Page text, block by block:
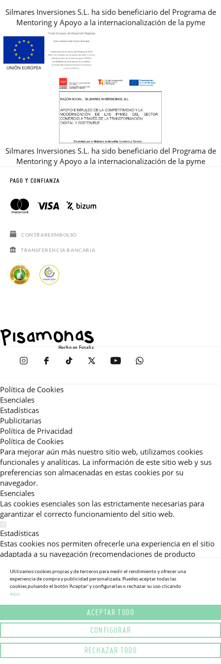
Silmares Inversiones S.L. ha sido beneficiario del Programa de
Mentoring y Apoyo a la internacionalización de la pyme
Silmares Inversiones S.L. ha sido beneficiario del Programa de
Mentoring y Apoyo a la internacionalización de la pyme
PAGO Y CONFIANZA
CONTRAREEMBOLSO
TRANSFERENCIA BANCARIA
Política de Cookies
Esenciales
Estadísticas
Publicitarias
Política de Privacidad
Política de Cookies
Para mejorar aún más nuestro sitio web, utilizamos cookies
funcionales y analíticas. La información de este sitio web y sus
preferencias son almacenadas en estas cookies por su
navegador.
Esenciales
Las cookies esenciales son las estrictamente necesarias para
garantizar el correcto funcionamiento del sitio web.
Estadísticas
Estas cookies nos permiten ofrecerle una experiencia en el sitio
adaptada a su navegación (recomendaciones de producto
consultadas, etc).Al activar esta cookie, nos ayuda a mejorar aún
más su experiencia.
Publicitarias
Estas cookies permiten a nuestros socios publicitarios enviarle
mensajes específicos y personalizados.
Política de Privacidad
Lea más sobre el uso de cookies en este sitio web en nuestra
Utilizamos cookies propias y de terceros para medir el rendimiento y ofrecer una
experiencia de compra y publicidad personalizada. Puedes aceptar todas las
cookies pulsando el botón 'Aceptar' y configurarlas o rechazar su uso clicando
aqui.
ACEPTAR TODO
CONFIGURAR
RECHAZAR TODO